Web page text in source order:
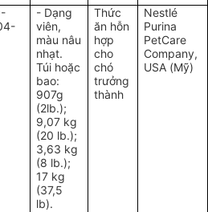
- Dạng
viên,
màu nâu
nhạt.
Túi hoặc
bao:
907g
(2lb.);
9,07 kg
(20 lb.);
3,63 kg
(8 lb.);
17 kg
(37,5
lb).
Thức
ăn hỗn
hợp
cho
chó
trưởng
thành
Nestlé
Purina
PetCare
Company,
USA (Mỹ)